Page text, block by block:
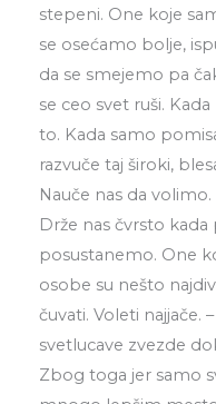
stepeni. One koje
se osećamo bolje,
da se smejemo pa
se ceo svet ruši.
to. Kada samo
razvuče taj široki,
Nauče nas da
Drže nas čvrsto
posustanemo. One
osobe su nešto
čuvati. Voleti najjače.
svetlucave zvezde
Zbog toga jer samo